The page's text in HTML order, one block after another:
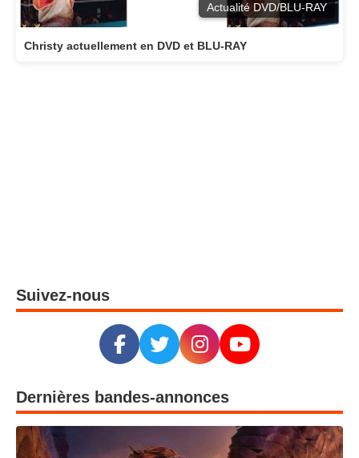
Actualité DVD/BLU-RAY
Christy actuellement en DVD et BLU-RAY
Suivez-nous
Dernières bandes-annonces